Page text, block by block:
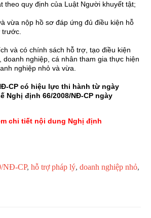
theo quy định của Luật Người khuyết tật;
vừa nộp hồ sơ đáp ứng đủ điều kiện hỗ
và có chính sách hỗ trợ, tạo điều kiện
doanh nghiệp, cá nhân tham gia thực hiện
nghiệp nhỏ và vừa.
CP có hiệu lực thi hành từ ngày
Nghị định 66/2008/NĐ-CP ngày
chi tiết nội dung Nghị định
NĐ-CP, hỗ trợ pháp lý, doanh nghiệp nhỏ,